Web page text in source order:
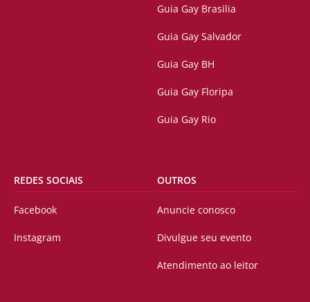
Guia Gay Brasilia
Guia Gay Salvador
Guia Gay BH
Guia Gay Floripa
Guia Gay Rio
REDES SOCIAIS
Facebook
Instagram
OUTROS
Anuncie conosco
Divulgue seu evento
Atendimento ao leitor